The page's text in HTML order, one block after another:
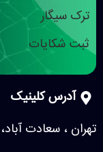
ترک سیگار
ثبت شکایات
آدرس کلینیک
تهران ، سعادت